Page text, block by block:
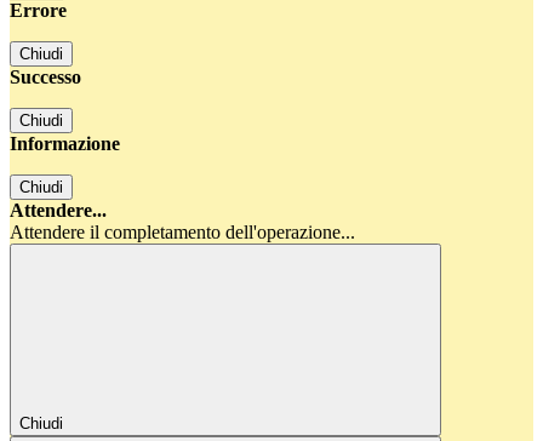
Errore
Chiudi
Successo
Chiudi
Informazione
Chiudi
Attendere...
Attendere il completamento dell'operazione...
Chiudi